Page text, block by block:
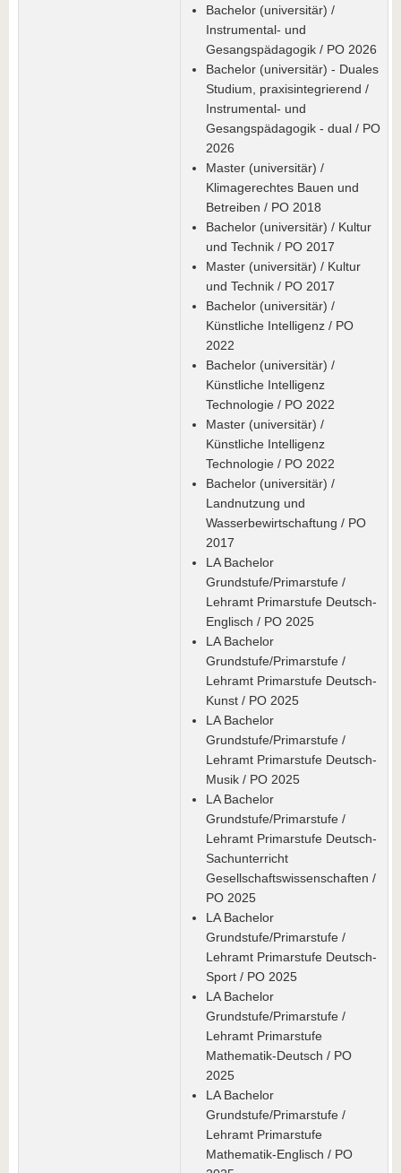
Bachelor (universitär) /
Instrumental- und
Gesangspädagogik / PO 2026
Bachelor (universitär) - Duales
Studium, praxisintegrierend /
Instrumental- und
Gesangspädagogik - dual / PO
2026
Master (universitär) /
Klimagerechtes Bauen und
Betreiben / PO 2018
Bachelor (universitär) / Kultur
und Technik / PO 2017
Master (universitär) / Kultur
und Technik / PO 2017
Bachelor (universitär) /
Künstliche Intelligenz / PO
2022
Bachelor (universitär) /
Künstliche Intelligenz
Technologie / PO 2022
Master (universitär) /
Künstliche Intelligenz
Technologie / PO 2022
Bachelor (universitär) /
Landnutzung und
Wasserbewirtschaftung / PO
2017
LA Bachelor
Grundstufe/Primarstufe /
Lehramt Primarstufe Deutsch-
Englisch / PO 2025
LA Bachelor
Grundstufe/Primarstufe /
Lehramt Primarstufe Deutsch-
Kunst / PO 2025
LA Bachelor
Grundstufe/Primarstufe /
Lehramt Primarstufe Deutsch-
Musik / PO 2025
LA Bachelor
Grundstufe/Primarstufe /
Lehramt Primarstufe Deutsch-
Sachunterricht
Gesellschaftswissenschaften /
PO 2025
LA Bachelor
Grundstufe/Primarstufe /
Lehramt Primarstufe Deutsch-
Sport / PO 2025
LA Bachelor
Grundstufe/Primarstufe /
Lehramt Primarstufe
Mathematik-Deutsch / PO
2025
LA Bachelor
Grundstufe/Primarstufe /
Lehramt Primarstufe
Mathematik-Englisch / PO